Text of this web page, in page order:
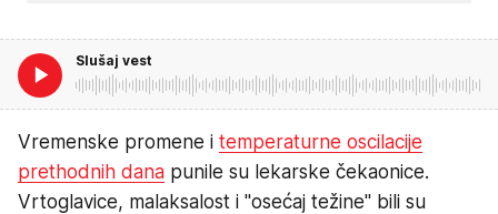
Slušaj vest
Vremenske promene i temperaturne oscilacije
prethodnih dana punile su lekarske čekaonice.
Vrtoglavice, malaksalost i "osećaj težine" bili su